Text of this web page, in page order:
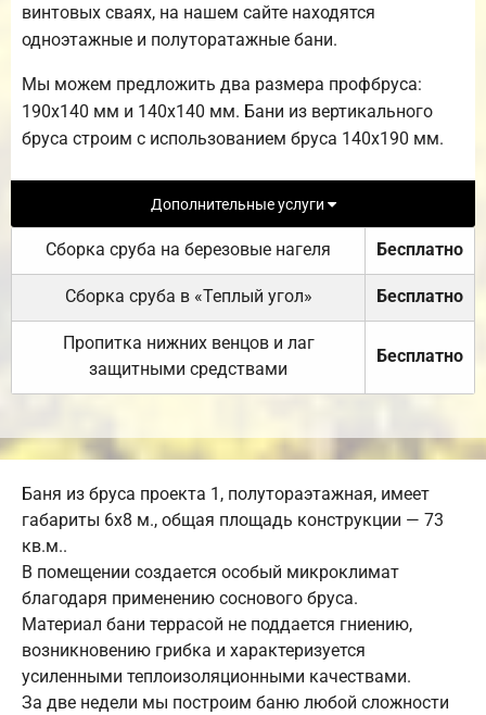
винтовых сваях, на нашем сайте находятся
одноэтажные и полуторатажные бани.
Мы можем предложить два размера профбруса:
190х140 мм и 140х140 мм. Бани из вертикального
бруса строим с использованием бруса 140х190 мм.
Дополнительные услуги
Сборка сруба на березовые нагеля Бесплатно
Сборка сруба в «Теплый угол» Бесплатно
Пропитка нижних венцов и лаг
защитными средствами
Бесплатно
Баня из бруса проекта 1, полутораэтажная, имеет
габариты 6х8 м., общая площадь конструкции — 73
кв.м..
В помещении создается особый микроклимат
благодаря применению соснового бруса.
Материал бани террасой не поддается гниению,
возникновению грибка и характеризуется
усиленными теплоизоляционными качествами.
За две недели мы построим баню любой сложности